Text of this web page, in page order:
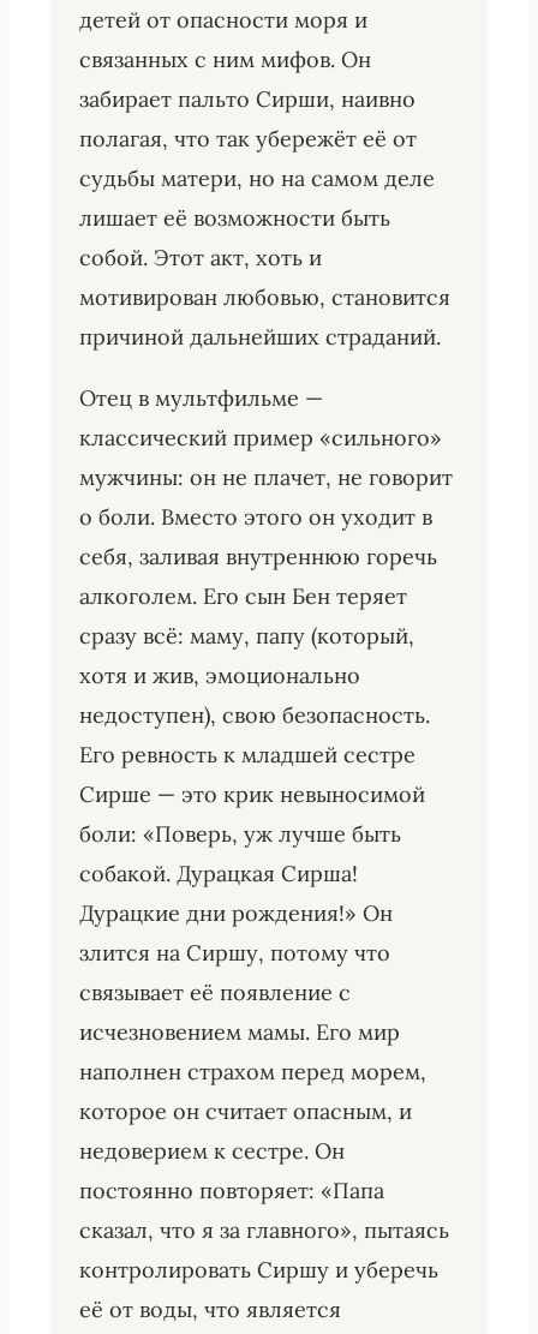
детей от опасности моря и
связанных с ним мифов. Он
забирает пальто Сирши, наивно
полагая, что так убережёт её от
судьбы матери, но на самом деле
лишает её возможности быть
собой. Этот акт, хоть и
мотивирован любовью, становится
причиной дальнейших страданий.
Отец в мультфильме —
классический пример «сильного»
мужчины: он не плачет, не говорит
о боли. Вместо этого он уходит в
себя, заливая внутреннюю горечь
алкоголем. Его сын Бен теряет
сразу всё: маму, папу (который,
хотя и жив, эмоционально
недоступен), свою безопасность.
Его ревность к младшей сестре
Сирше — это крик невыносимой
боли: «Поверь, уж лучше быть
собакой. Дурацкая Сирша!
Дурацкие дни рождения!» Он
злится на Сиршу, потому что
связывает её появление с
исчезновением мамы. Его мир
наполнен страхом перед морем,
которое он считает опасным, и
недоверием к сестре. Он
постоянно повторяет: «Папа
сказал, что я за главного», пытаясь
контролировать Сиршу и уберечь
её от воды, что является